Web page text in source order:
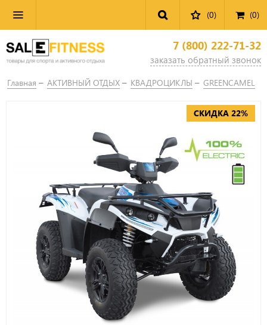
(0) (0)
7 (800) 222-71-32
заказать обратный звонок
Главная АКТИВНЫЙ ОТДЫХ КВАДРОЦИКЛЫ GREENCAMEL
СКИДКА 22%